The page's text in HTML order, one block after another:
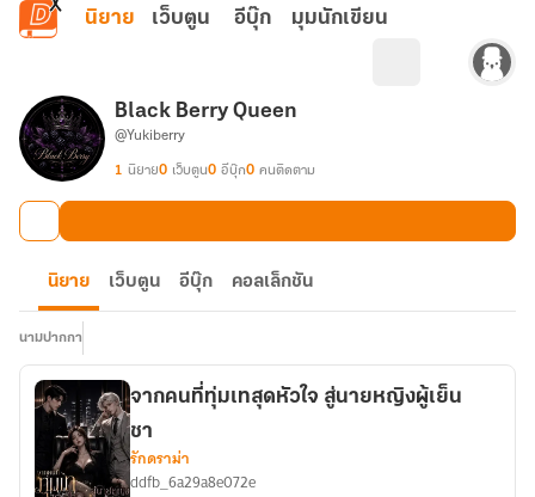
ข้ามไปยังเนื้อหาหลัก
นิยาย เว็บตูน อีบุ๊ก มุมนักเขียน
Black Berry Queen
@Yukiberry
1 นิยาย0 เว็บตูน0 อีบุ๊ก0 คนติดตาม
นิยาย เว็บตูน อีบุ๊ก คอลเล็กชัน
นามปากกา
จากคนที่ทุ่มเทสุดหัวใจ สู่นายหญิงผู้เย็น
ชา
รักดราม่า
ddfb_6a29a8e072e